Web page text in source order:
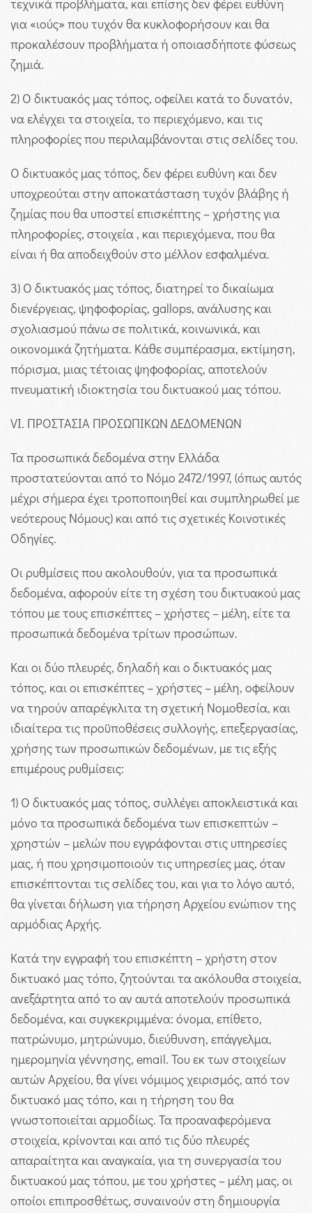
τεχνικά προβλήματα, και επίσης δεν φέρει ευθύνη
για «ιούς» που τυχόν θα κυκλοφορήσουν και θα
προκαλέσουν προβλήματα ή οποιασδήποτε φύσεως
ζημιά.
2) Ο δικτυακός μας τόπος, οφείλει κατά το δυνατόν,
να ελέγχει τα στοιχεία, το περιεχόμενο, και τις
πληροφορίες που περιλαμβάνονται στις σελίδες του.
Ο δικτυακός μας τόπος, δεν φέρει ευθύνη και δεν
υποχρεούται στην αποκατάσταση τυχόν βλάβης ή
ζημίας που θα υποστεί επισκέπτης – χρήστης για
πληροφορίες, στοιχεία , και περιεχόμενα, που θα
είναι ή θα αποδειχθούν στο μέλλον εσφαλμένα.
3) Ο δικτυακός μας τόπος, διατηρεί το δικαίωμα
διενέργειας, ψηφοφορίας, gallops, ανάλυσης και
σχολιασμού πάνω σε πολιτικά, κοινωνικά, και
οικονομικά ζητήματα. Κάθε συμπέρασμα, εκτίμηση,
πόρισμα, μιας τέτοιας ψηφοφορίας, αποτελούν
πνευματική ιδιοκτησία του δικτυακού μας τόπου.
VI. ΠΡΟΣΤΑΣΙΑ ΠΡΟΣΩΠΙΚΩΝ ΔΕΔΟΜΕΝΩΝ
Τα προσωπικά δεδομένα στην Ελλάδα
προστατεύονται από το Νόμο 2472/1997, (όπως αυτός
μέχρι σήμερα έχει τροποποιηθεί και συμπληρωθεί με
νεότερους Νόμους) και από τις σχετικές Κοινοτικές
Οδηγίες.
Οι ρυθμίσεις που ακολουθούν, για τα προσωπικά
δεδομένα, αφορούν είτε τη σχέση του δικτυακού μας
τόπου με τους επισκέπτες – χρήστες – μέλη, είτε τα
προσωπικά δεδομένα τρίτων προσώπων.
Και οι δύο πλευρές, δηλαδή και ο δικτυακός μας
τόπος, και οι επισκέπτες – χρήστες – μέλη, οφείλουν
να τηρούν απαρέγκλιτα τη σχετική Νομοθεσία, και
ιδιαίτερα τις προϋποθέσεις συλλογής, επεξεργασίας,
χρήσης των προσωπικών δεδομένων, με τις εξής
επιμέρους ρυθμίσεις:
1) Ο δικτυακός μας τόπος, συλλέγει αποκλειστικά και
μόνο τα προσωπικά δεδομένα των επισκεπτών –
χρηστών – μελών που εγγράφονται στις υπηρεσίες
μας, ή που χρησιμοποιούν τις υπηρεσίες μας, όταν
επισκέπτονται τις σελίδες του, και για το λόγο αυτό,
θα γίνεται δήλωση για τήρηση Αρχείου ενώπιον της
αρμόδιας Αρχής.
Κατά την εγγραφή του επισκέπτη – χρήστη στον
δικτυακό μας τόπο, ζητούνται τα ακόλουθα στοιχεία,
ανεξάρτητα από το αν αυτά αποτελούν προσωπικά
δεδομένα, και συγκεκριμμένα: όνομα, επίθετο,
πατρώνυμο, μητρώνυμο, διεύθυνση, επάγγελμα,
ημερομηνία γέννησης, email. Του εκ των στοιχείων
αυτών Αρχείου, θα γίνει νόμιμος χειρισμός, από τον
δικτυακό μας τόπο, και η τήρηση του θα
γνωστοποιείται αρμοδίως. Τα προαναφερόμενα
στοιχεία, κρίνονται και από τις δύο πλευρές
απαραίτητα και αναγκαία, για τη συνεργασία του
δικτυακού μας τόπου, με του χρήστες – μέλη μας, οι
οποίοι επιπροσθέτως, συναινούν στη δημιουργία